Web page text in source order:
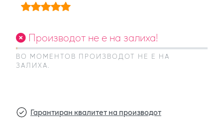
Производот не е на залиха!
ВО МОМЕНТОВ ПРОИЗВОДОТ НЕ Е НА
ЗАЛИХА.
Гарантиран квалитет на производот